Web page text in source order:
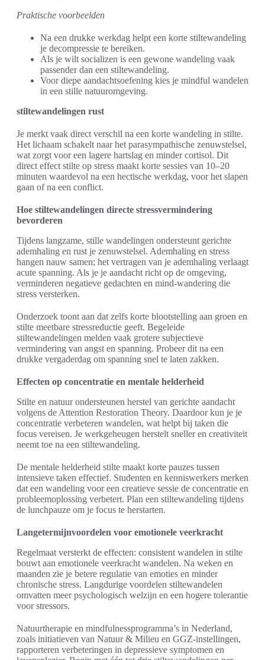
Praktische voorbeelden
Na een drukke werkdag helpt een korte stiltewandeling
je decompressie te bereiken.
Als je wilt socializen is een gewone wandeling vaak
passender dan een stiltewandeling.
Voor diepe aandachtsoefening kies je mindful wandelen
in een stille natuuromgeving.
stiltewandelingen rust
Je merkt vaak direct verschil na een korte wandeling in stilte.
Het lichaam schakelt naar het parasympathische zenuwstelsel,
wat zorgt voor een lagere hartslag en minder cortisol. Dit
direct effect stilte op stress maakt korte sessies van 10–20
minuten waardevol na een hectische werkdag, voor het slapen
gaan of na een conflict.
Hoe stiltewandelingen directe stressvermindering
bevorderen
Tijdens langzame, stille wandelingen ondersteunt gerichte
ademhaling en rust je zenuwstelsel. Ademhaling en stress
hangen nauw samen; het vertragen van je ademhaling verlaagt
acute spanning. Als je je aandacht richt op de omgeving,
verminderen negatieve gedachten en mind-wandering die
stress versterken.
Onderzoek toont aan dat zelfs korte blootstelling aan groen en
stilte meetbare stressreductie geeft. Begeleide
stiltewandelingen melden vaak grotere subjectieve
vermindering van angst en spanning. Probeer dit na een
drukke vergaderdag om spanning snel te laten zakken.
Effecten op concentratie en mentale helderheid
Stilte en natuur ondersteunen herstel van gerichte aandacht
volgens de Attention Restoration Theory. Daardoor kun je je
concentratie verbeteren wandelen, wat helpt bij taken die
focus vereisen. Je werkgeheugen herstelt sneller en creativiteit
neemt toe na een stiltewandeling.
De mentale helderheid stilte maakt korte pauzes tussen
intensieve taken effectief. Studenten en kenniswerkers merken
dat een wandeling voor een creatieve sessie de concentratie en
probleemoplossing verbetert. Plan een stiltewandeling tijdens
de lunchpauze om je focus te herstarten.
Langetermijnvoordelen voor emotionele veerkracht
Regelmaat versterkt de effecten: consistent wandelen in stilte
bouwt aan emotionele veerkracht wandelen. Na weken en
maanden zie je betere regulatie van emoties en minder
chronische stress. Langdurige voordelen stiltewandelen
omvatten meer psychologisch welzijn en een hogere tolerantie
voor stressors.
Natuurtherapie en mindfulnessprogramma’s in Nederland,
zoals initiatieven van Natuur & Milieu en GGZ-instellingen,
rapporteren verbeteringen in depressieve symptomen en